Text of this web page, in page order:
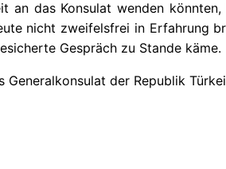
das Konsulat wenden
nicht zweifelsfrei in Erfahrung
Gespräch zu Stande käme.
Generalkonsulat der Republik